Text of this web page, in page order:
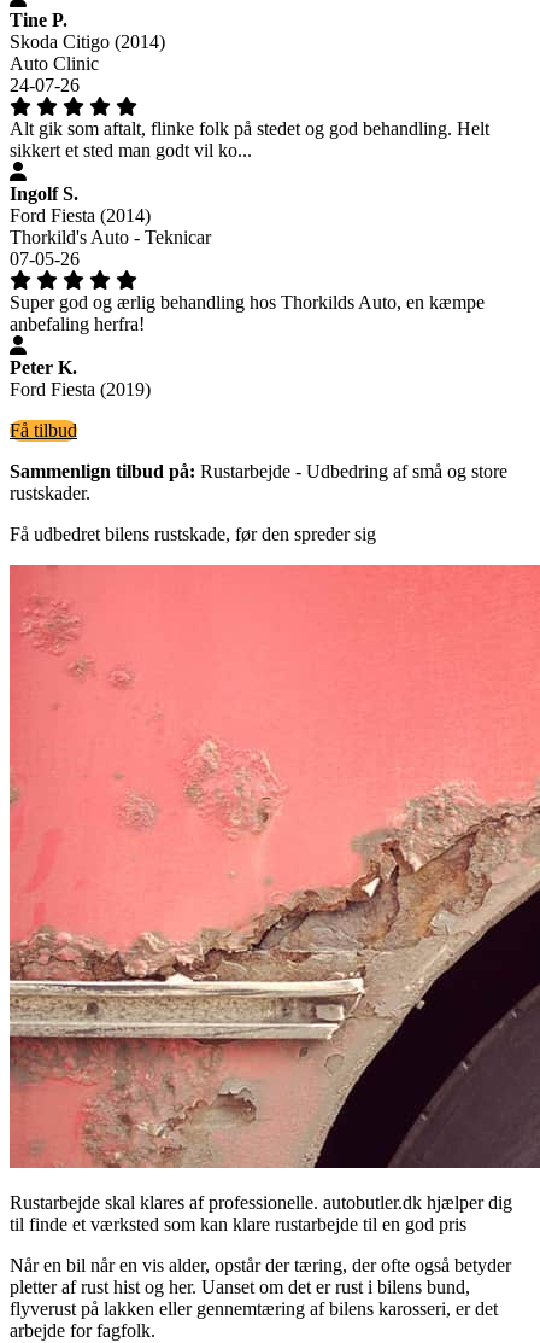
Tine P.
Skoda Citigo (2014)
Auto Clinic
24-07-26
Alt gik som aftalt, flinke folk på stedet og god behandling. Helt
sikkert et sted man godt vil ko...
Ingolf S.
Ford Fiesta (2014)
Thorkild's Auto - Teknicar
07-05-26
Super god og ærlig behandling hos Thorkilds Auto, en kæmpe
anbefaling herfra!
Peter K.
Ford Fiesta (2019)
Få tilbud
Sammenlign tilbud på: Rustarbejde - Udbedring af små og store
rustskader.
Få udbedret bilens rustskade, før den spreder sig
Rustarbejde skal klares af professionelle. autobutler.dk hjælper dig
til finde et værksted som kan klare rustarbejde til en god pris
Når en bil når en vis alder, opstår der tæring, der ofte også betyder
pletter af rust hist og her. Uanset om det er rust i bilens bund,
flyverust på lakken eller gennemtæring af bilens karosseri, er det
arbejde for fagfolk.